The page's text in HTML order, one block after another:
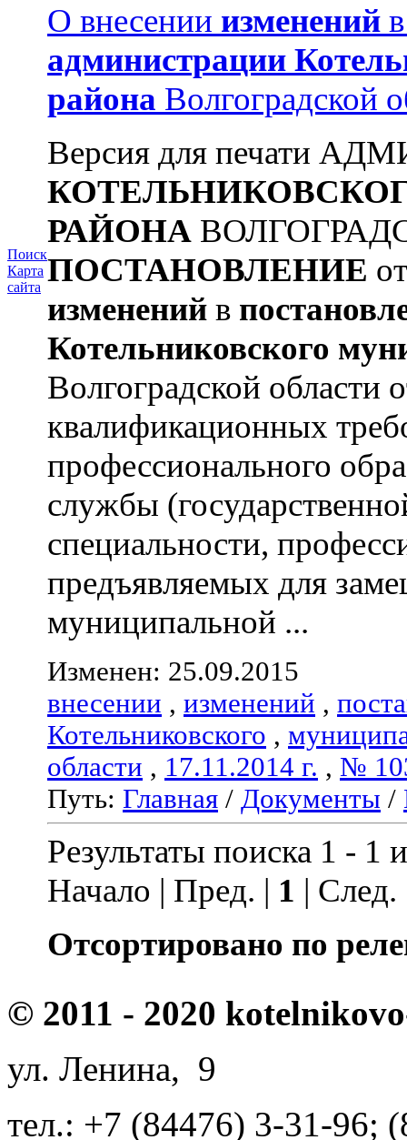
Поиск
Карта
сайта
О внесении изменений
администрации
района Волгоградской
Версия для печати
РАЙОНА
ПОСТАНОВЛЕНИЕ
изменений в
Котельниковского
Волгоградской области
квалификационных
профессионального
службы
специальности,
предъявляемых для
муниципальной ...
Изменен: 25.09.2015
внесении , изменений ,
Котельниковского ,
области , 17.11.2014 г. , №
Путь: Главная / Документы /
Результаты поиска 1 - 1
Начало | Пред. | 1 |
Отсортировано по
© 2011 - 2020
ул. Ленина, 9
тел.: +7 (84476) 3-31-96;